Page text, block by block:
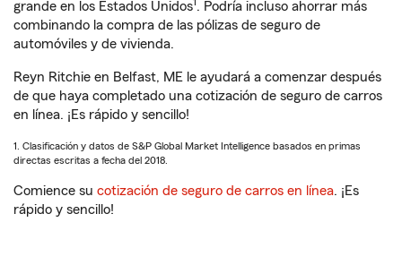
grande en los Estados Unidos . Podría incluso ahorrar más
combinando la compra de las pólizas de seguro de
automóviles y de vivienda.
Reyn Ritchie en Belfast, ME le ayudará a comenzar después
de que haya completado una cotización de seguro de carros
en línea. ¡Es rápido y sencillo!
1. Clasificación y datos de S&P Global Market Intelligence basados en primas
directas escritas a fecha del 2018.
Comience su cotización de seguro de carros en línea. ¡Es
rápido y sencillo!